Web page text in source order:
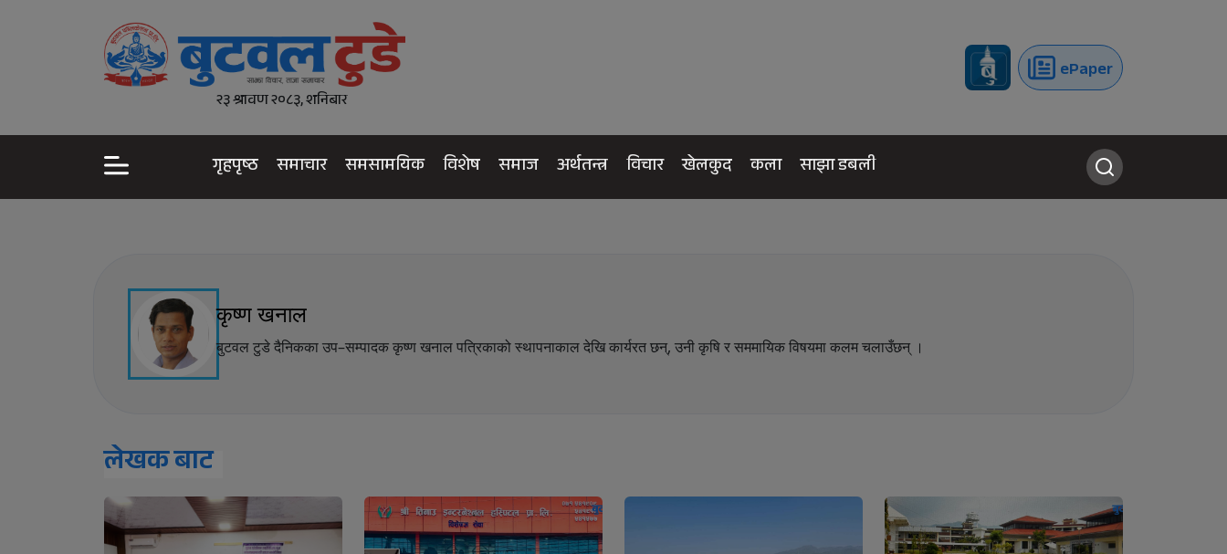
२३ श्रावण २०८३, शनिबार
ePaper
गृहपृष्ठ समाचार समसामयिक विशेष समाज अर्थतन्त्र विचार खेलकुद कला साझा डबली
कृष्ण खनाल
बुटवल टुडे दैनिकका उप–सम्पादक कृष्ण खनाल पत्रिकाको स्थापनाकाल देखि कार्यरत छन्, उनी कृषि र सममायिक विषयमा कलम चलाउँछन् ।
लेखक बाट